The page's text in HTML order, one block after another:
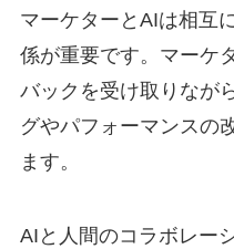
マーケターとAIは相互
係が重要です。マーケ
バックを受け取りなが
グやパフォーマンスの
ます。
AIと人間のコラボレー